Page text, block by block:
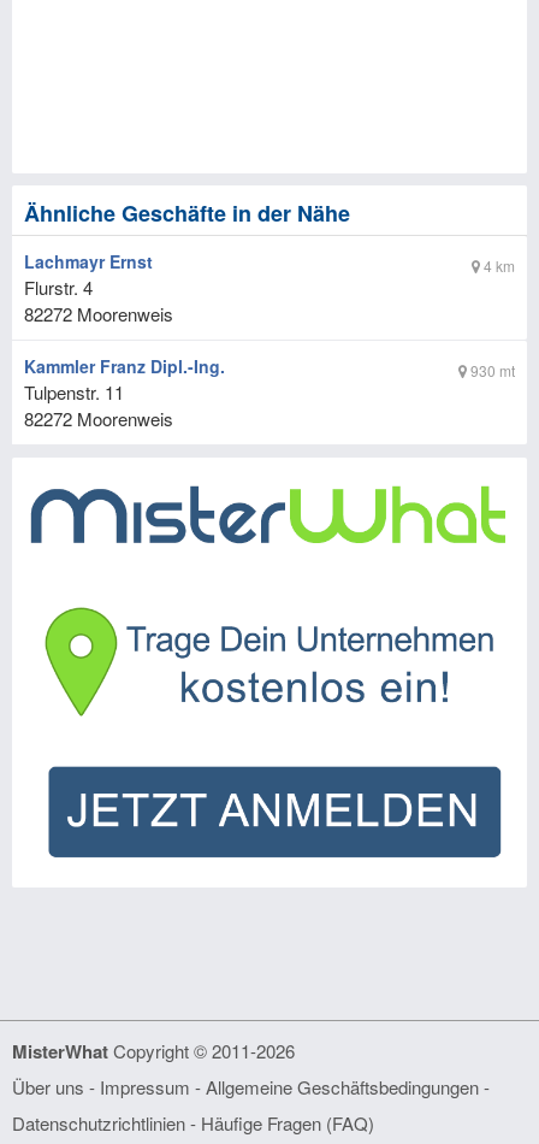
Ähnliche Geschäfte in der Nähe
4 km
Lachmayr Ernst
Flurstr. 4
82272 Moorenweis
930 mt
Kammler Franz Dipl.-Ing.
Tulpenstr. 11
82272 Moorenweis
MisterWhatCopyright © 2011-2026
Über uns - Impressum -Allgemeine Geschäftsbedingungen-
Datenschutzrichtlinien- Häufige Fragen (FAQ)